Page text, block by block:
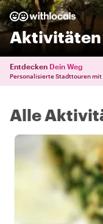
Aktivitäten
Entdecken Dein Weg
Personalisierte Stadttouren mit
Alle